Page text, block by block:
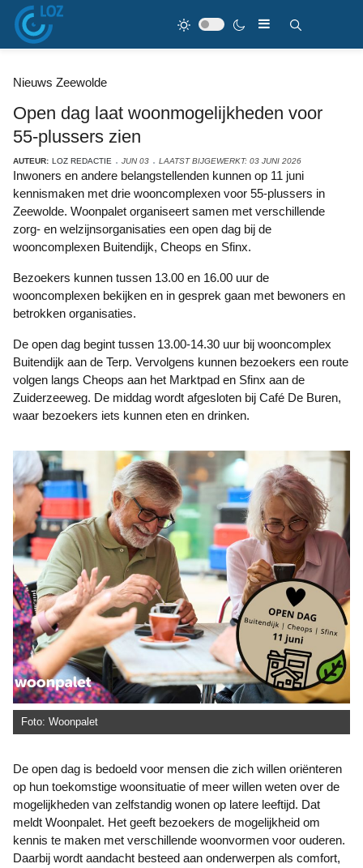
Nieuws Zeewolde
Open dag laat woonmogelijkheden voor
55-plussers zien
AUTEUR: LOZ REDACTIE JUN 03 LAATST BIJGEWERKT: 03 JUNI 2026
Inwoners en andere belangstellenden kunnen op 11 juni
kennismaken met drie wooncomplexen voor 55-plussers in
Zeewolde. Woonpalet organiseert samen met verschillende
zorg- en welzijnsorganisaties een open dag bij de
wooncomplexen Buitendijk, Cheops en Sfinx.
Bezoekers kunnen tussen 13.00 en 16.00 uur de
wooncomplexen bekijken en in gesprek gaan met bewoners en
betrokken organisaties.
De open dag begint tussen 13.00-14.30 uur bij wooncomplex
Buitendijk aan de Terp. Vervolgens kunnen bezoekers een route
volgen langs Cheops aan het Marktpad en Sfinx aan de
Zuiderzeeweg. De middag wordt afgesloten bij Café De Buren,
waar bezoekers iets kunnen eten en drinken.
Foto: Woonpalet
De open dag is bedoeld voor mensen die zich willen oriënteren
op hun toekomstige woonsituatie of meer willen weten over de
mogelijkheden van zelfstandig wonen op latere leeftijd. Dat
meldt Woonpalet. Het geeft bezoekers de mogelijkheid om
kennis te maken met verschillende woonvormen voor ouderen.
Daarbij wordt aandacht besteed aan onderwerpen als comfort,